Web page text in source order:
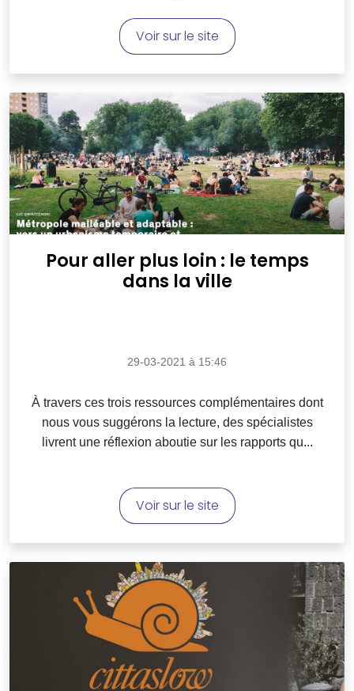
Voir sur le site
Pour aller plus loin : le temps
dans la ville
29-03-2021 à 15:46
À travers ces trois ressources complémentaires dont
nous vous suggérons la lecture, des spécialistes
livrent une réflexion aboutie sur les rapports qu...
Voir sur le site